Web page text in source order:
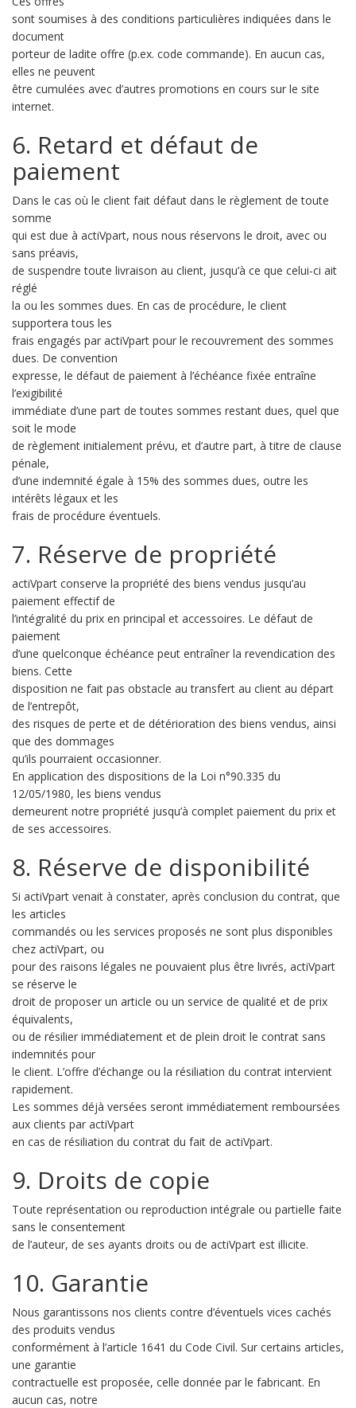
sont soumises à des conditions particulières indiquées dans le
document
porteur de ladite offre (p.ex. code commande). En aucun cas,
elles ne peuvent
être cumulées avec d’autres promotions en cours sur le site
internet.
6. Retard et défaut de
paiement
Dans le cas où le client fait défaut dans le règlement de toute
somme
qui est due à actiVpart, nous nous réservons le droit, avec ou
sans préavis,
de suspendre toute livraison au client, jusqu’à ce que celui-ci ait
réglé
la ou les sommes dues. En cas de procédure, le client
supportera tous les
frais engagés par actiVpart pour le recouvrement des sommes
dues. De convention
expresse, le défaut de paiement à l’échéance fixée entraîne
l’exigibilité
immédiate d’une part de toutes sommes restant dues, quel que
soit le mode
de règlement initialement prévu, et d’autre part, à titre de clause
pénale,
d’une indemnité égale à 15% des sommes dues, outre les
intérêts légaux et les
frais de procédure éventuels.
7. Réserve de propriété
actiVpart conserve la propriété des biens vendus jusqu’au
paiement effectif de
l’intégralité du prix en principal et accessoires. Le défaut de
paiement
d’une quelconque échéance peut entraîner la revendication des
biens. Cette
disposition ne fait pas obstacle au transfert au client au départ
de l’entrepôt,
des risques de perte et de détérioration des biens vendus, ainsi
que des dommages
qu’ils pourraient occasionner.
En application des dispositions de la Loi n°90.335 du
12/05/1980, les biens vendus
demeurent notre propriété jusqu’à complet paiement du prix et
de ses accessoires.
8. Réserve de disponibilité
Si actiVpart venait à constater, après conclusion du contrat, que
les articles
commandés ou les services proposés ne sont plus disponibles
chez actiVpart, ou
pour des raisons légales ne pouvaient plus être livrés, actiVpart
se réserve le
droit de proposer un article ou un service de qualité et de prix
équivalents,
ou de résilier immédiatement et de plein droit le contrat sans
indemnités pour
le client. L’offre d’échange ou la résiliation du contrat intervient
rapidement.
Les sommes déjà versées seront immédiatement remboursées
aux clients par actiVpart
en cas de résiliation du contrat du fait de actiVpart.
9. Droits de copie
Toute représentation ou reproduction intégrale ou partielle faite
sans le consentement
de l’auteur, de ses ayants droits ou de actiVpart est illicite.
10. Garantie
Nous garantissons nos clients contre d’éventuels vices cachés
des produits vendus
conformément à l’article 1641 du Code Civil. Sur certains articles,
une garantie
contractuelle est proposée, celle donnée par le fabricant. En
aucun cas, notre